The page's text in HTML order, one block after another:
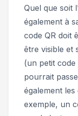
Quel que soit
également à
code QR doit
être visible et
(un petit
pourrait
également
exemple, un